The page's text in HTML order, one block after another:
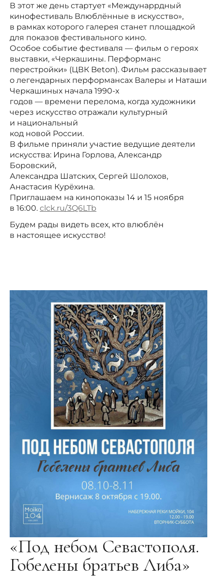
В этот же день стартует «Междунаррдный
кинофестиваль Влюблённые в искусство»,
в рамках которого галерея станет площадкой
для показов фестивального кино.
Особое событие фестиваля — фильм о героях
выставки, «Черкашины. Перформанс
перестройки» (ЦВК Beton). Фильм рассказывает
о легендарных перформансах Валеры и Наташи
Черкашиных начала 1990-х
годов — времени перелома, когда художники
через искусство отражали культурный
и национальный
код новой России.
В фильме приняли участие ведущие деятели
искусства: Ирина Горлова, Александр
Боровский,
Александра Шатских, Сергей Шолохов,
Анастасия Курёхина.
Приглашаем на кинопоказы 14 и 15 ноября
в 16:00. clck.ru/3Q6LTb
Будем рады видеть всех, кто влюблён
в настоящее искусство!
«Под небом Севастополя.
Гобелены братьев Либа»